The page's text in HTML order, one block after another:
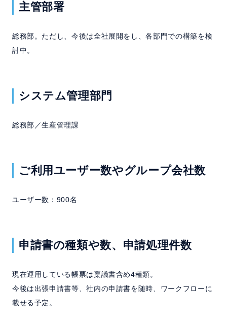
ホーム製品情報会社情報
主管部署
総務部。ただし、今後は全社展開をし、各部門での構築を検
討中。
システム管理部門
総務部／生産管理課
ご利用ユーザー数やグループ会社数
ユーザー数：900名
申請書の種類や数、申請処理件数
現在運用している帳票は稟議書含め4種類。
今後は出張申請書等、社内の申請書を随時、ワークフローに
載せる予定。